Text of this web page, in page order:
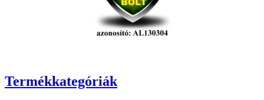
Termékkategóriák